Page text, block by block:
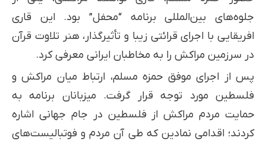
جلوه‌های بین‌المللی برنامه “محفل” بود. این قاری
افریقایی با اجرای قرائتی زیبا و تأثیرگذار، هنر تلاوت قرآن
در سرزمین مراکش را به مخاطبان ایرانی معرفی کرد.
پس از اجرای موفق حمزه مسلم، ارتباط میان مراکش و
فلسطین مورد توجه قرار گرفت. میزبانان برنامه به
حمایت مردم مراکش از فلسطین در جام جهانی اشاره
کردند؛ اقدامی نمادین که طی آن مردم و فوتبالیست‌های